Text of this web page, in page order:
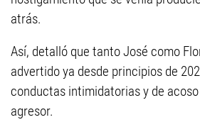
atrás.
Así, detalló que tanto José como
advertido ya desde principios de
conductas intimidatorias y de
agresor.